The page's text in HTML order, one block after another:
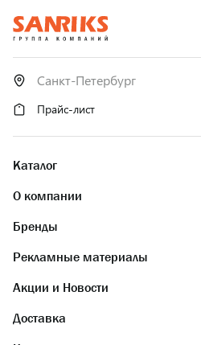
ОПТОМ
И В РОЗНИЦУ
Прайс-лист
Каталог
О компании
Бренды
Рекламные материалы
Акции и Новости
Доставка